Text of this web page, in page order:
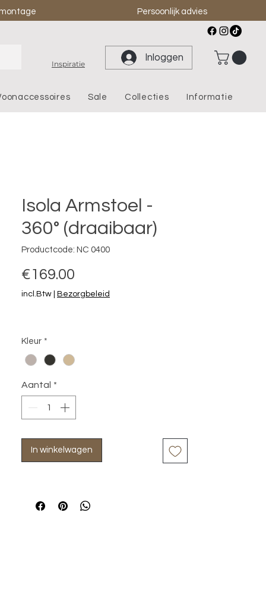
Persoonlijk advies
Inspiratie
Inloggen
Sale Collecties Informatie
Isola Armstoel -
360° (draaibaar)
Productcode: NC 0400
€169.00
incl.Btw Bezorgbeleid
Kleur *
Aantal *
In winkelwagen